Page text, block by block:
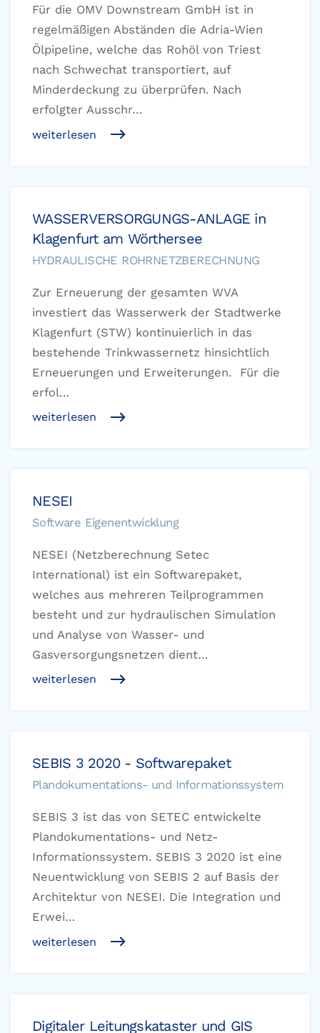
Für die OMV Downstream GmbH ist in
regelmäßigen Abständen die Adria-Wien
Ölpipeline, welche das Rohöl von Triest
nach Schwechat transportiert, auf
Minderdeckung zu überprüfen. Nach
erfolgter Ausschr…
weiterlesen
WASSERVERSORGUNGS-ANLAGE in
Klagenfurt am Wörthersee
HYDRAULISCHE ROHRNETZBERECHNUNG
Zur Erneuerung der gesamten WVA
investiert das Wasserwerk der Stadtwerke
Klagenfurt (STW) kontinuierlich in das
bestehende Trinkwassernetz hinsichtlich
Erneuerungen und Erweiterungen. Für die
erfol…
weiterlesen
NESEI
Software Eigenentwicklung
NESEI (Netzberechnung Setec
International) ist ein Softwarepaket,
welches aus mehreren Teilprogrammen
besteht und zur hydraulischen Simulation
und Analyse von Wasser- und
Gasversorgungsnetzen dient…
weiterlesen
SEBIS 3 2020 - Softwarepaket
Plandokumentations- und Informationssystem
SEBIS 3 ist das von SETEC entwickelte
Plandokumentations- und Netz-
Informationssystem. SEBIS 3 2020 ist eine
Neuentwicklung von SEBIS 2 auf Basis der
Architektur von NESEI. Die Integration und
Erwei…
weiterlesen
Digitaler Leitungskataster und GIS